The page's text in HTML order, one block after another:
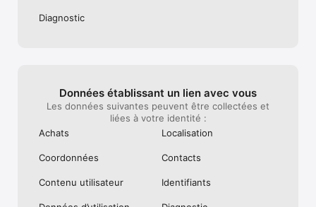
Diagnostic
Données établissant un lien avec vous
Les données suivantes peuvent être collectées et
liées à votre identité :
Achats
Localisation
Coordonnées Contacts
Contenu utilisateur Identifiants